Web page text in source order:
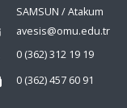
SAMSUN / Atakum
avesis@omu.edu.tr
0 (362) 312 19 19
0 (362) 457 60 91